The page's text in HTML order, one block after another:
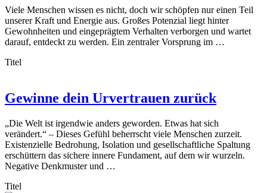
Viele Menschen wissen es nicht, doch wir schöpfen nur einen Teil
unserer Kraft und Energie aus. Großes Potenzial liegt hinter
Gewohnheiten und eingeprägtem Verhalten verborgen und wartet
darauf, entdeckt zu werden. Ein zentraler Vorsprung im …
Titel
Gewinne dein Urvertrauen zurück
„Die Welt ist irgendwie anders geworden. Etwas hat sich
verändert.“ – Dieses Gefühl beherrscht viele Menschen zurzeit.
Existenzielle Bedrohung, Isolation und gesellschaftliche Spaltung
erschüttern das sichere innere Fundament, auf dem wir wurzeln.
Negative Denkmuster und …
Titel